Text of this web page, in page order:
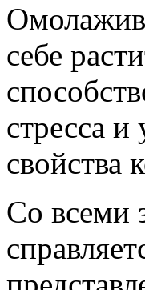
себе
стресса
свойства
Со всеми